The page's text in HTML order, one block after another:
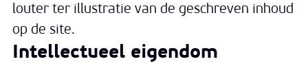
louter ter illustratie van de geschreven inhoud
op de site.
Intellectueel eigendom